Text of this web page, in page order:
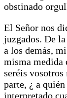
obstinado
El Señor nos
juzgados. De
a los demás,
misma medida
seréis
parte, ¿ a
interpretado